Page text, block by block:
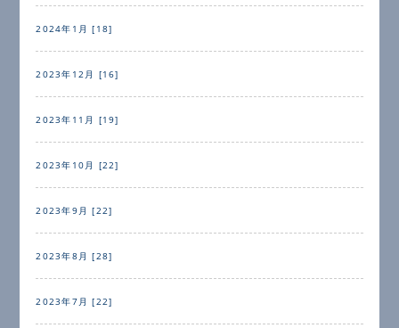
2024年1月 [18]
2023年12月 [16]
2023年11月 [19]
2023年10月 [22]
2023年9月 [22]
2023年8月 [28]
2023年7月 [22]